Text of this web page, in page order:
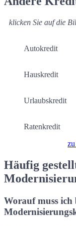
klicken Sie auf die
Autokredit
Hauskredit
Urlaubskredit
Ratenkredit
Häufig
Worauf muss ich